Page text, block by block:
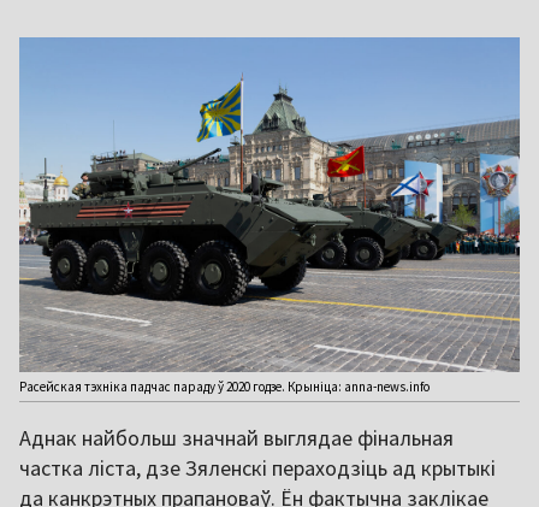
Расейская тэхніка падчас параду ў 2020 годзе. Крыніца: anna-news.info
Аднак найбольш значнай выглядае фінальная
частка ліста, дзе Зяленскі пераходзіць ад крытыкі
да канкрэтных прапановаў. Ён фактычна заклікае